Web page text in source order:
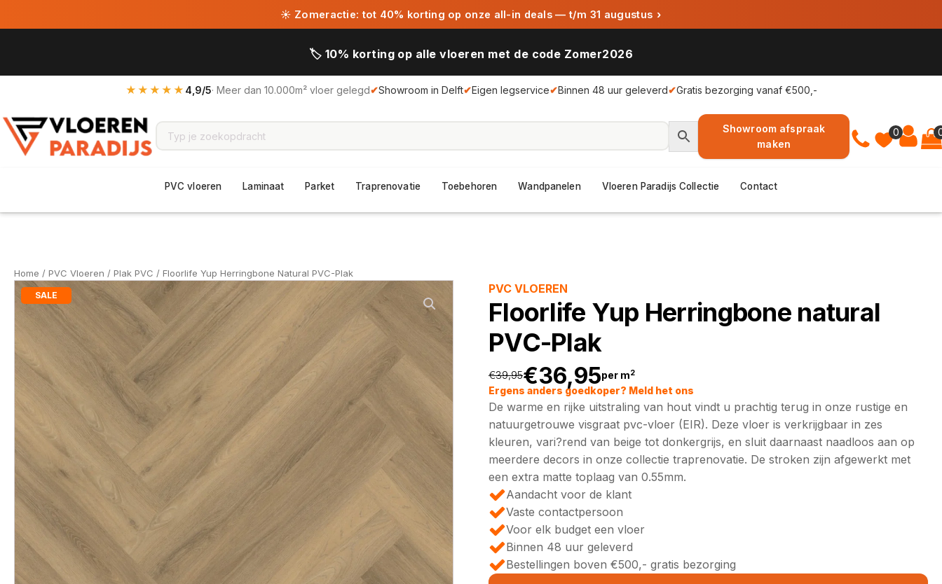
☀ Zomeractie: tot 40% korting op onze all-in deals — t/m 31 augustus ›
🏷️ 10% korting op alle vloeren met de code Zomer2026
★★★★★ 4,9/5· Meer dan 10.000m² vloer gelegd✔Showroom in Delft✔Eigen legservice✔Binnen 48 uur geleverd✔Gratis bezorging vanaf €500,-
0
Showroom afspraak
maken
PVC vloeren Laminaat Parket Traprenovatie Toebehoren Wandpanelen Vloeren Paradijs Collectie Contact
Home / PVC Vloeren / Plak PVC / Floorlife Yup Herringbone Natural PVC-Plak
SALE PVC VLOEREN
Floorlife Yup Herringbone natural
PVC-Plak
€39,95
Oorspronkelijke
prijs
was:
€39,95.
€36,95
Huidige
prijs
is:
€36,95.
per m2
Ergens anders goedkoper? Meld het ons
De warme en rijke uitstraling van hout vindt u prachtig terug in onze rustige en
natuurgetrouwe visgraat pvc-vloer (EIR). Deze vloer is verkrijgbaar in zes
kleuren, vari?rend van beige tot donkergrijs, en sluit daarnaast naadloos aan op
meerdere decors in onze collectie traprenovatie. De stroken zijn afgewerkt met
een extra matte toplaag van 0.55mm.
Aandacht voor de klant
Vaste contactpersoon
Voor elk budget een vloer
Binnen 48 uur geleverd
Bestellingen boven €500,- gratis bezorging